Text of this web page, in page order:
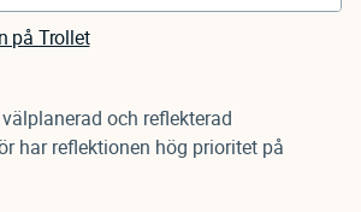
på Trollet
och reflekterad
har reflektionen hög prioritet på